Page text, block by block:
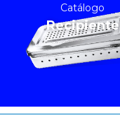
Catálogo
Recipiente